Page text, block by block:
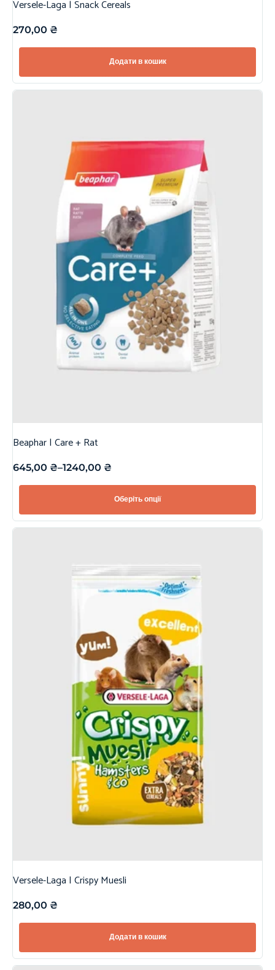
Versele-Laga | Snack Cereals
270,00 ₴
Додати в кошик
Beaphar | Care + Rat
645,00 ₴–1240,00 ₴
Оберіть опції
Versele-Laga | Crispy Muesli
280,00 ₴
Додати в кошик